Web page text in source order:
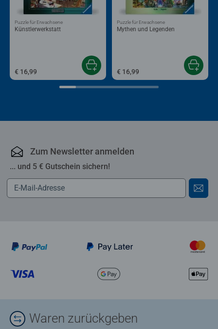
Künstlerwerkstatt
Puzzle für Erwachsene
€ 16,99
Mythen und Legenden
Puzzle für Erwachsene
€ 16,99
Zum Newsletter anmelden
... und 5 € Gutschein sichern!
Waren zurückgeben